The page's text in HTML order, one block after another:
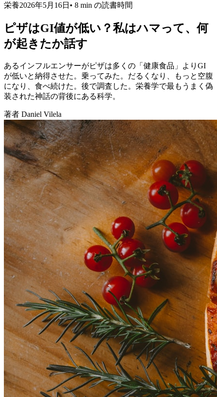
栄養2026年5月16日 • 8 min の読書時間
ピザはGI値が低い？私はハマって、何
が起きたか話す
あるインフルエンサーがピザは多くの「健康食品」よりGI
が低いと納得させた。乗ってみた。だるくなり、もっと空腹
になり、食べ続けた。後で調査した。栄養学で最もうまく偽
装された神話の背後にある科学。
著者 Daniel Vilela